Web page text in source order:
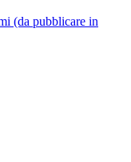
(da pubblicare in